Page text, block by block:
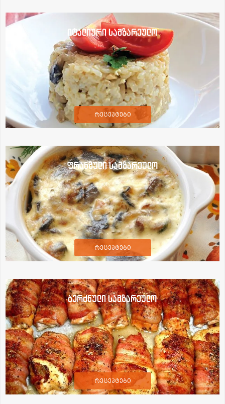
იტალიური სამზარეულო
რეცეპტები
ფრანგული სამზარეულო
რეცეპტები
ბერძნული სამზარეულო
რეცეპტები